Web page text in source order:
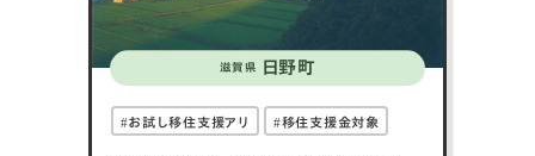
環境が魅力の都市です。
滋賀県 日野町
お試し移住支援アリ 移住支援金対象